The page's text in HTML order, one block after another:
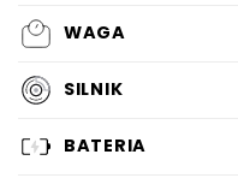
WAGA
SILNIK
BATERIA